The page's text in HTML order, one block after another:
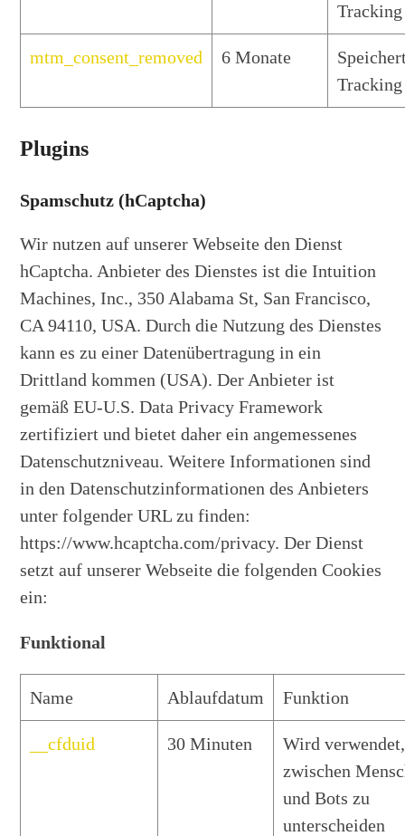
mtm_consent_removed 6 Monate
Plugins
Spamschutz (hCaptcha)
Wir nutzen auf unserer Webseite den Dienst
hCaptcha. Anbieter des Dienstes ist die Intuition
Machines, Inc., 350 Alabama St, San Francisco,
CA 94110, USA. Durch die Nutzung des Dienstes
kann es zu einer Datenübertragung in ein
Drittland kommen (USA). Der Anbieter ist
gemäß EU-U.S. Data Privacy Framework
zertifiziert und bietet daher ein angemessenes
Datenschutzniveau. Weitere Informationen sind
in den Datenschutzinformationen des Anbieters
unter folgender URL zu finden:
https://www.hcaptcha.com/privacy. Der Dienst
setzt auf unserer Webseite die folgenden Cookies
ein:
Funktional
Name Ablaufdatum Funktion
__cfduid 30 Minuten
Wird
zwischen
und Bots zu
unterscheiden